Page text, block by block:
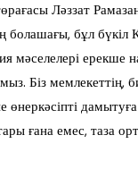
Ләззат
бұл бүкіл
мәселелері ерекше
Біз
ғана емес, таза